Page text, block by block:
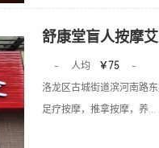
舒康堂盲人按摩
- 人均 ￥75
-
洛龙区古城街道滨河南路
足疗按摩，推拿按摩，养...